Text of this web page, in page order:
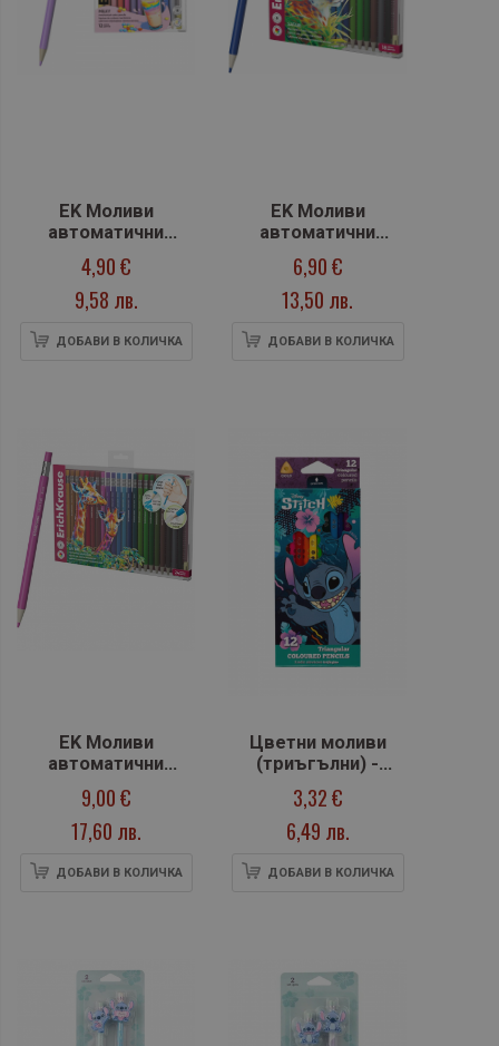
EK Моливи
автоматични
цветни MILKY, 12
цвята
4,90 €
9,58 лв.
ДОБАВИ В КОЛИЧКА
EK Моливи
автоматични
цветни Safari, 18
цвята
6,90 €
13,50 лв.
ДОБАВИ В КОЛИЧКА
EK Моливи
автоматични
цветни Safari, 24
цвята
9,00 €
17,60 лв.
ДОБАВИ В КОЛИЧКА
Цветни моливи
(триъгълни) -
Stitch, 12 цвята
3,32 €
6,49 лв.
ДОБАВИ В КОЛИЧКА